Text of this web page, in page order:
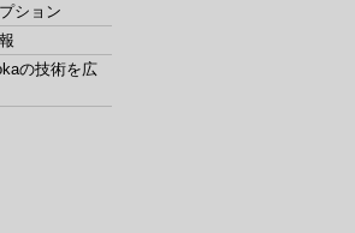
ション
の技術を広